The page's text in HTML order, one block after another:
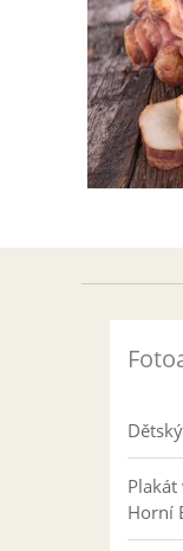
Plakát
Horní